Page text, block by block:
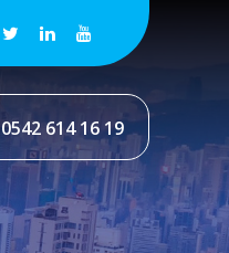
0542 614 16 19